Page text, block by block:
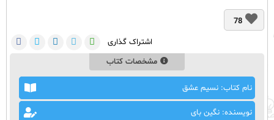
78
اشتراک گذاری
مشخصات کتاب
نام کتاب: نسیم عشق
نویسنده: نگین بای